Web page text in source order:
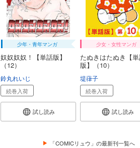
少年・青年マンガ
奴奴奴奴！【単話版】
（12）
鈴丸れいじ
続巻入荷
試し読み
少女・女性マンガ
たぬきはたぬき【
版】（10）
堤葎子
続巻入荷
試し読み
「COMICリュウ」の最新刊一覧へ